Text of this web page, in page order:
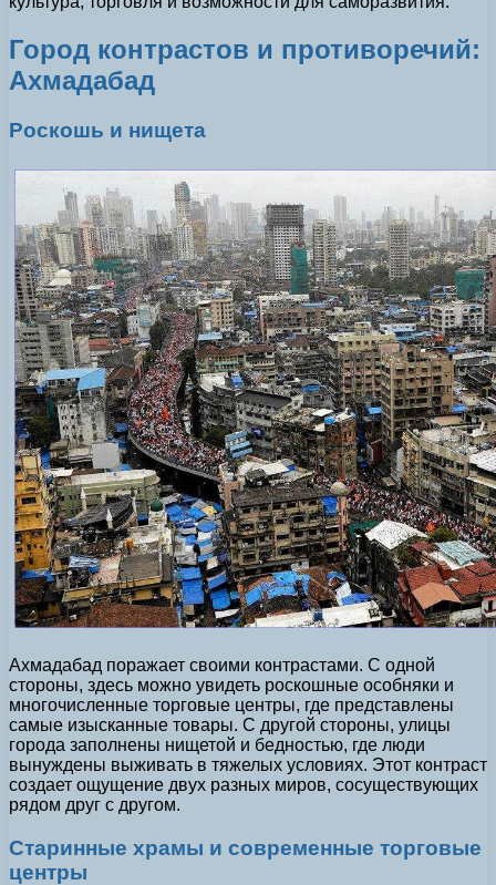
Город контрастов и противоречий:
Ахмадабад
Роскошь и нищета
Ахмадабад поражает своими контрастами. С одной
стороны, здесь можно увидеть роскошные особняки и
многочисленные торговые центры, где представлены
самые изысканные товары. С другой стороны, улицы
города заполнены нищетой и бедностью, где люди
вынуждены выживать в тяжелых условиях. Этот контраст
создает ощущение двух разных миров, сосуществующих
рядом друг с другом.
Старинные храмы и современные торговые
центры